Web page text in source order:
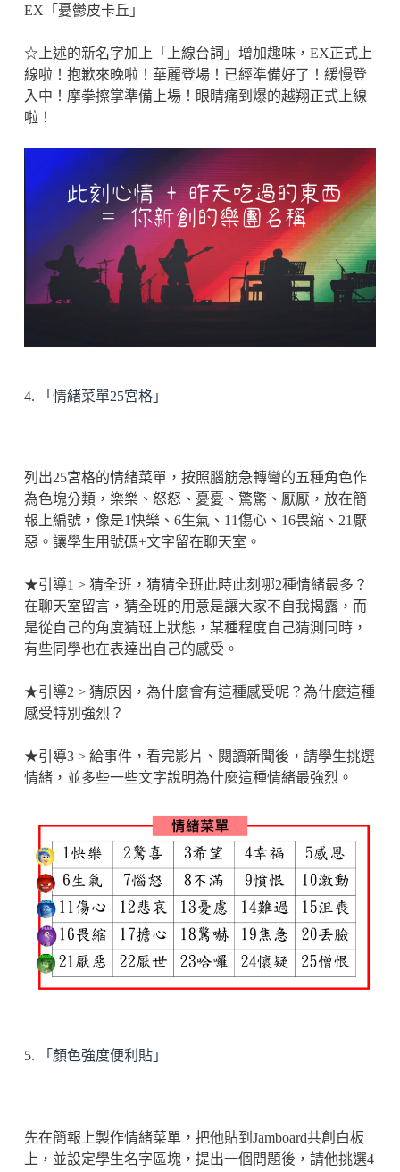
EX「憂鬱皮卡丘」
☆上述的新名字加上「上線台詞」增加趣味，EX正式上
線啦！抱歉來晚啦！華麗登場！已經準備好了！緩慢登
入中！摩拳擦掌準備上場！眼睛痛到爆的越翔正式上線
啦！
4. 「情緒菜單25宮格」
列出25宮格的情緒菜單，按照腦筋急轉彎的五種角色作
為色塊分類，樂樂、怒怒、憂憂、驚驚、厭厭，放在簡
報上編號，像是1快樂、6生氣、11傷心、16畏縮、21厭
惡。讓學生用號碼+文字留在聊天室。
★引導1 > 猜全班，猜猜全班此時此刻哪2種情緒最多？
在聊天室留言，猜全班的用意是讓大家不自我揭露，而
是從自己的角度猜班上狀態，某種程度自己猜測同時，
有些同學也在表達出自己的感受。
★引導2 > 猜原因，為什麼會有這種感受呢？為什麼這種
感受特別強烈？
★引導3 > 給事件，看完影片、閱讀新聞後，請學生挑選
情緒，並多些一些文字說明為什麼這種情緒最強烈。
5. 「顏色強度便利貼」
先在簡報上製作情緒菜單，把他貼到Jamboard共創白板
上，並設定學生名字區塊，提出一個問題後，請他挑選4